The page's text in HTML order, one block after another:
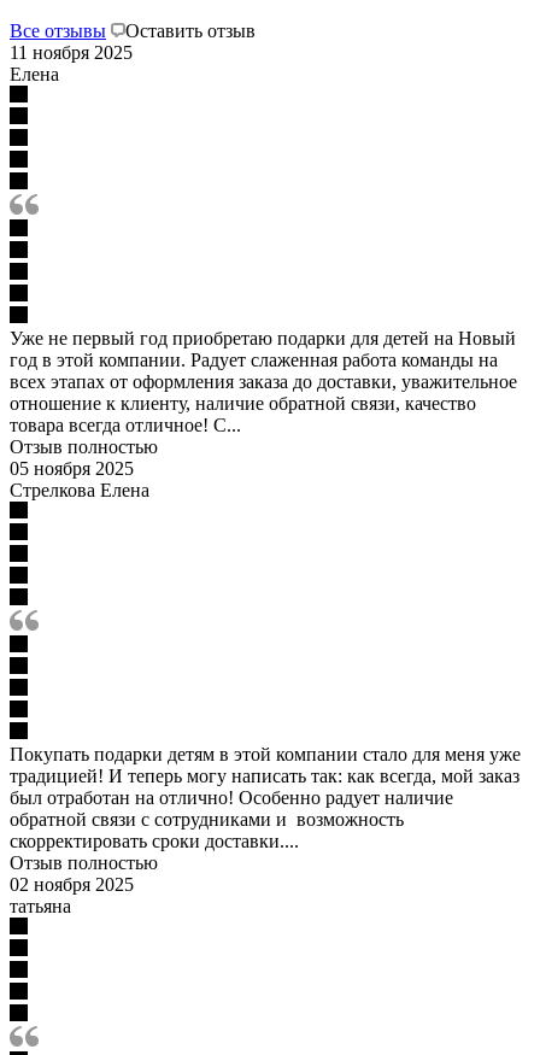
Все отзывы
Оставить отзыв
11 ноября 2025
Елена
Уже не первый год приобретаю подарки для детей на Новый
год в этой компании. Радует слаженная работа команды на
всех этапах от оформления заказа до доставки, уважительное
отношение к клиенту, наличие обратной связи, качество
товара всегда отличное! С...
Отзыв полностью
05 ноября 2025
Стрелкова Елена
Покупать подарки детям в этой компании стало для меня уже
традицией! И теперь могу написать так: как всегда, мой заказ
был отработан на отлично! Особенно радует наличие
обратной связи с сотрудниками и возможность
скорректировать сроки доставки....
Отзыв полностью
02 ноября 2025
татьяна